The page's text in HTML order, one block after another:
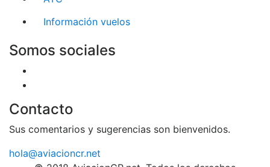
Información vuelos
Somos sociales
Contacto
Sus comentarios y sugerencias son bienvenidos.
hola@aviacioncr.net